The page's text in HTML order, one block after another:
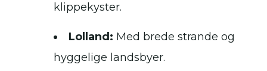
klippekyster.
Lolland: Med brede strande og
hyggelige landsbyer.